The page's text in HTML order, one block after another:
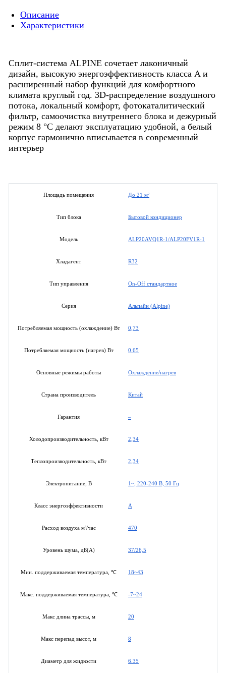
Описание
Характеристики
Сплит-система ALPINE сочетает лаконичный
дизайн, высокую энергоэффективность класса A и
расширенный набор функций для комфортного
климата круглый год. 3D-распределение воздушного
потока, локальный комфорт, фотокаталитический
фильтр, самоочистка внутреннего блока и дежурный
режим 8 °C делают эксплуатацию удобной, а белый
корпус гармонично вписывается в современный
интерьер
Площадь помещения До 21 м²
Тип блока Бытовой кондиционер
Модель ALP20AVQ1R-1/ALP20FV1R-1
Хладагент R32
Тип управления On-Off стандартное
Серия Альпайн (Alpine)
Потребляемая мощность (охлаждение) Вт 0,73
Потребляемая мощность (нагрев) Вт 0.65
Основные режимы работы Охлаждение/нагрев
Страна производитель Китай
Гарантия –
Холодопроизводительность, кВт 2,34
Теплопроизводительность, кВт 2,34
Электропитание, В 1~, 220-240 В, 50 Гц
Класс энергоэффективности A
Расход воздуха м³/час 470
Уровень шума, дБ(А) 37/26,5
Мин. поддерживаемая температура, ℃ 18~43
Макс. поддерживаемая температура, ℃ -7~24
Макс длина трассы, м 20
Макс перепад высот, м 8
Диаметр для жидкости 6.35